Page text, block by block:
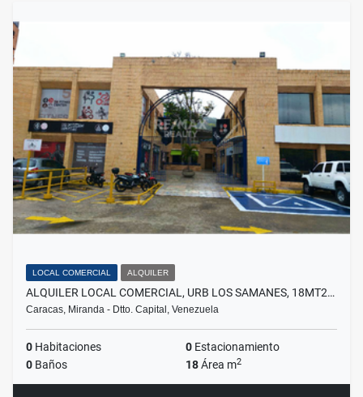
LOCAL COMERCIAL ALQUILER
ALQUILER LOCAL COMERCIAL, URB LOS SAMANES, 18MT2…
Caracas, Miranda - Dtto. Capital, Venezuela
0 Habitaciones 0 Estacionamiento
0 Baños 18Área m2